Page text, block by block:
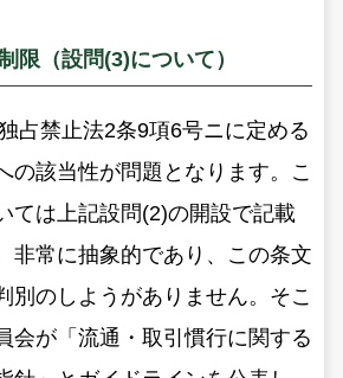
限（設問(3)について）
占禁止法2条9項6号ニに定める
の該当性が問題となります。こ
ては上記設問(2)の開設で記載
非常に抽象的であり、この条文
別のしようがありません。そこ
会が「流通・取引慣行に関する